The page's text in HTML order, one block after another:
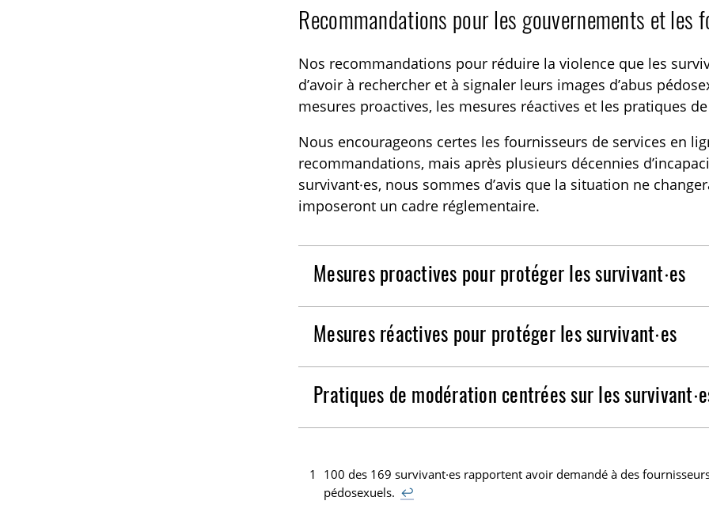
Recommandations pour les gouvernements et les
Nos recommandations pour réduire la violence que les
d’avoir à rechercher et à signaler leurs images d’abus
mesures proactives, les mesures réactives et les pratiques
Nous encourageons certes les fournisseurs de services en
recommandations, mais après plusieurs décennies
survivant·es, nous sommes d’avis que la situation ne
imposeront un cadre réglementaire.
Mesures proactives pour protéger les survivant·es
Mesures réactives pour protéger les survivant·es
Pratiques de modération centrées sur les
1
100 des 169 survivant·es rapportent avoir demandé à des
pédosexuels. ↩